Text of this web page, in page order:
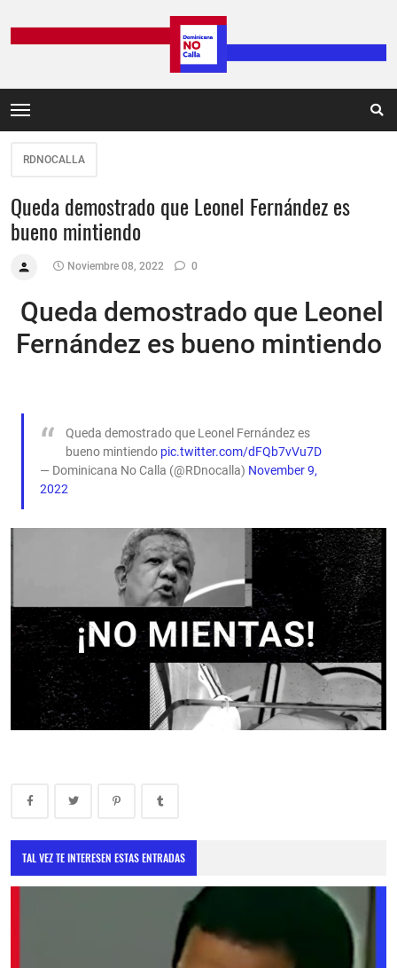
RDNOCALLA
Queda demostrado que Leonel Fernández es
bueno mintiendo
Noviembre 08, 2022 0
Queda demostrado que Leonel
Fernández es bueno mintiendo
Queda demostrado que Leonel Fernández es
bueno mintiendo pic.twitter.com/dFQb7vVu7D
— Dominicana No Calla (@RDnocalla) November 9,
2022
TAL VEZ TE INTERESEN ESTAS ENTRADAS